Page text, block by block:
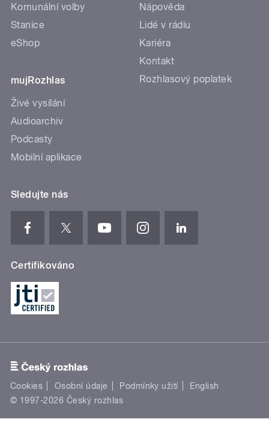
Komunální volby
Stanice
eShop
mujRozhlas
Živé vysílání
Audioarchiv
Podcasty
Mobilní aplikace
Nápověda
Lidé v rádiu
Kariéra
Kontakt
Rozhlasový poplatek
Sledujte nás
Certifikováno
Cookies Osobní údaje Podmínky užití
English
© 1997-2026 Český rozhlas